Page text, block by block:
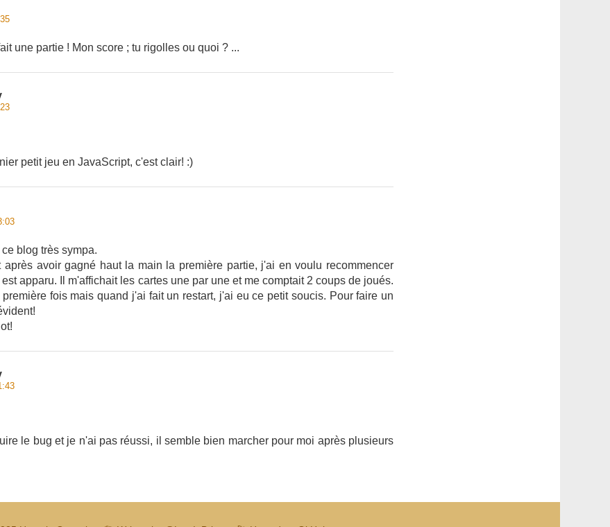
une partie ! Mon score ; tu rigolles ou quoi ? ...
petit jeu en JavaScript, c'est clair! :)
blog très sympa.
avoir gagné haut la main la première partie, j'ai en voulu recommencer
apparu. Il m'affichait les cartes une par une et me comptait 2 coups de joués.
fois mais quand j'ai fait un restart, j'ai eu ce petit soucis. Pour faire un
le bug et je n'ai pas réussi, il semble bien marcher pour moi après plusieurs